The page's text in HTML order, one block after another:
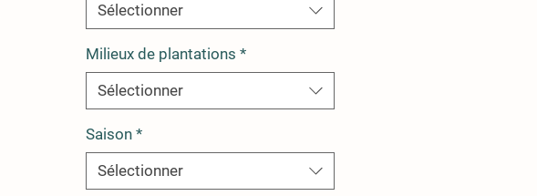
Sélectionner
Milieux de plantations *
Sélectionner
Saison *
Sélectionner